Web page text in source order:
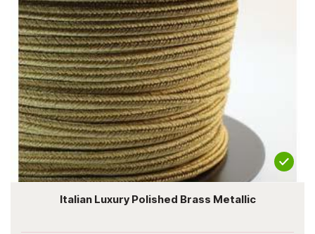
Italian Luxury Polished Brass Metallic